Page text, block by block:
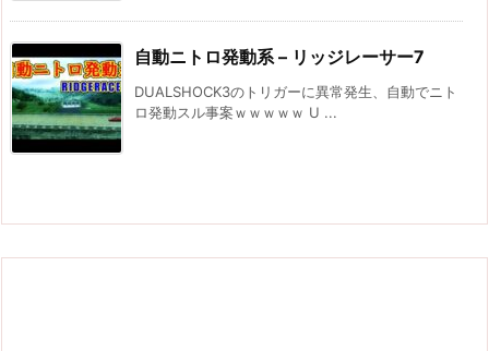
自動ニトロ発動系 – リッジレーサー7
DUALSHOCK3のトリガーに異常発生、自動でニト
ロ発動スル事案ｗｗｗｗｗ U ...